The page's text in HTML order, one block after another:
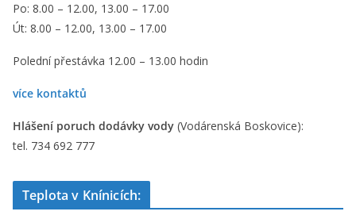
Po: 8.00 – 12.00, 13.00 – 17.00
Út: 8.00 – 12.00, 13.00 – 17.00
Polední přestávka 12.00 – 13.00 hodin
více kontaktů
Hlášení poruch dodávky vody (Vodárenská Boskovice):
tel. 734 692 777
Teplota v Knínicích: